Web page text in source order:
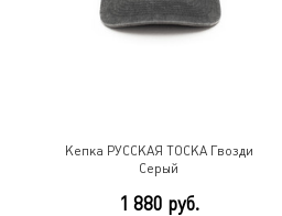
Кепка РУССКАЯ ТОСКА Гвозди
Серый
1 880 руб.